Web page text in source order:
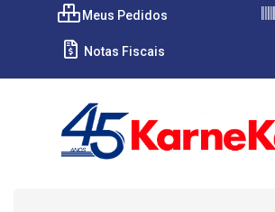
Meus Pedidos
Notas Fiscais